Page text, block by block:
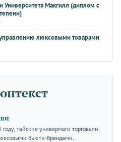
Университета Макгилл (диплом с
люксовыми товарами
тайские универмаги торговали
бьюти-брендами.